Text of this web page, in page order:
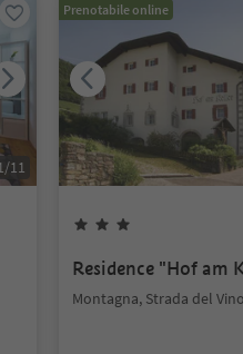
/11
Prenotabile online
Residence "Hof am
Montagna, Strada del